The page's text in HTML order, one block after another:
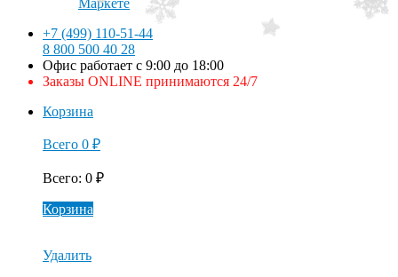
+7 (499) 110-51-44
8 800 500 40 28
Офис работает с 9:00 до 18:00
Заказы ONLINE принимаются 24/7
Корзина
Всего 0 ₽
Всего: 0 ₽
Корзина
Удалить